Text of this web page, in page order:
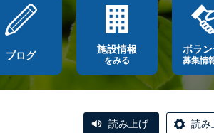
ブログ
施設情報
をみる
ボラ
募集情
読み上げ 読み